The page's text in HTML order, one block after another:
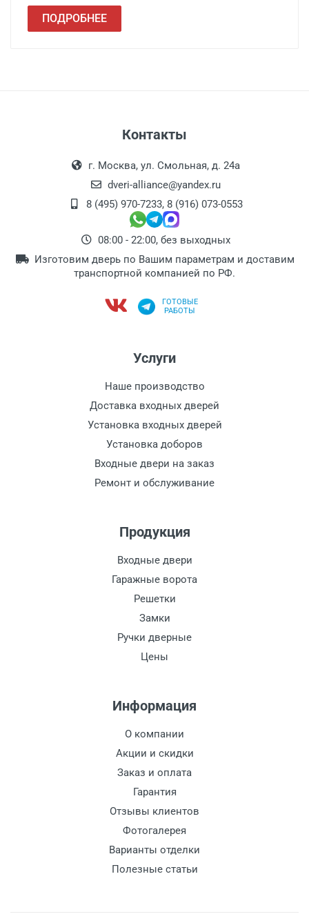
ПОДРОБНЕЕ
Контакты
г. Москва, ул. Смольная, д. 24а
dveri-alliance@yandex.ru
8 (495) 970-7233, 8 (916) 073-0553
08:00 - 22:00, без выходных
Изготовим дверь по Вашим параметрам и доставим
транспортной компанией по РФ.
ГОТОВЫЕ
РАБОТЫ
Услуги
Наше производство
Доставка входных дверей
Установка входных дверей
Установка доборов
Входные двери на заказ
Ремонт и обслуживание
Продукция
Входные двери
Гаражные ворота
Решетки
Замки
Ручки дверные
Цены
Информация
О компании
Акции и скидки
Заказ и оплата
Гарантия
Отзывы клиентов
Фотогалерея
Варианты отделки
Полезные статьи